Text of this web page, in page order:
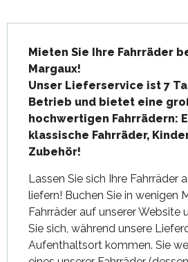
Mieten Sie Ihre Fahrräder
Margaux!
Unser Lieferservice ist 7
Betrieb und bietet eine
hochwertigen Fahrrädern:
klassische Fahrräder,
Zubehör!
Lassen Sie sich Ihre Fahrräder
liefern! Buchen Sie in wenigen
Fahrräder auf unserer Website
Sie sich, während unsere
Aufenthaltsort kommen. Sie